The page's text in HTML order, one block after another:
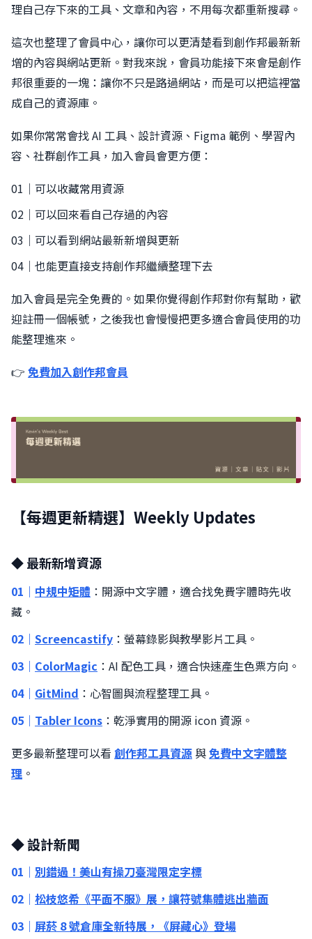
理自己存下來的工具、文章和內容，不用每次都重新搜尋。
這次也整理了會員中心，讓你可以更清楚看到創作邦最新新
增的內容與網站更新。對我來說，會員功能接下來會是創作
邦很重要的一塊：讓你不只是路過網站，而是可以把這裡當
成自己的資源庫。
如果你常常會找 AI 工具、設計資源、Figma 範例、學習內
容、社群創作工具，加入會員會更方便：
01｜可以收藏常用資源
02｜可以回來看自己存過的內容
03｜可以看到網站最新新增與更新
04｜也能更直接支持創作邦繼續整理下去
加入會員是完全免費的。如果你覺得創作邦對你有幫助，歡
迎註冊一個帳號，之後我也會慢慢把更多適合會員使用的功
能整理進來。
👉 免費加入創作邦會員
【每週更新精選】Weekly Updates
◆ 最新新增資源
01｜ 中規中矩體 ：開源中文字體，適合找免費字體時先收
藏。
02｜ Screencastify ：螢幕錄影與教學影片工具。
03｜ ColorMagic ：AI 配色工具，適合快速產生色票方向。
04｜ GitMind ：心智圖與流程整理工具。
05｜ Tabler Icons ：乾淨實用的開源 icon 資源。
更多最新整理可以看 創作邦工具資源 與免費中文字體整
理 。
◆ 設計新聞
01｜ 別錯過！美山有操刀臺灣限定字標
02｜ 松枝悠希《平面不服》展，讓符號集體逃出牆面
03｜ 屏菸 8 號倉庫全新特展，《屏藏心》登場